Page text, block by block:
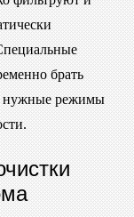
брать
нужные режимы